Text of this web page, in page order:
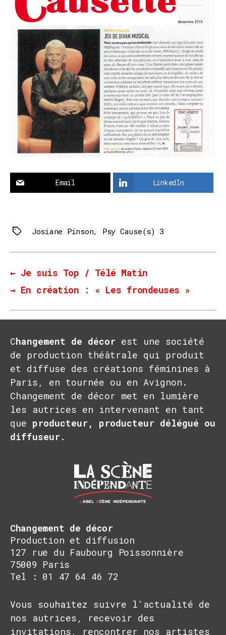
Email LinkedIn
Tags Josiane Pinson, Psy Cause(s) 3
← Je suis Top / Télé Matin
→ En création : « Les frondeuses »
Changement de décor est une société
de production théâtrale qui produit
et diffuse des créations féminines à
Paris, en tournée ou en Avignon.
Changement de décor met en lumière
les autrices en intervenant en tant
que producteur, producteur délégué ou
diffuseur.
Changement de décor
Production et diffusion
127 rue du Faubourg Poissonnière
75009 Paris
Tel : 01 47 64 46 72
Vous souhaitez suivre l'actualité de
nos autrices, recevoir des
invitations, rencontrer nos artistes